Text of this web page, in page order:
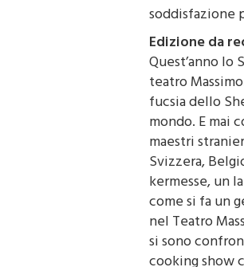
soddisfazione
Edizione da
Quest’anno
teatro
fucsia dello
mondo. E mai
maestri
Svizzera,
kermesse, un
come si fa un
nel Teatro
si sono